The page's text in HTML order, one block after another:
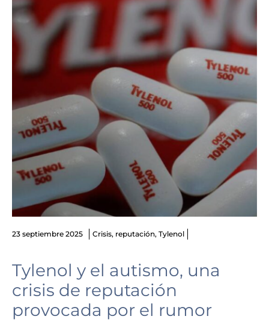
23 septiembre 2025 Crisis, reputación, Tylenol
Tylenol y el autismo, una
crisis de reputación
provocada por el rumor